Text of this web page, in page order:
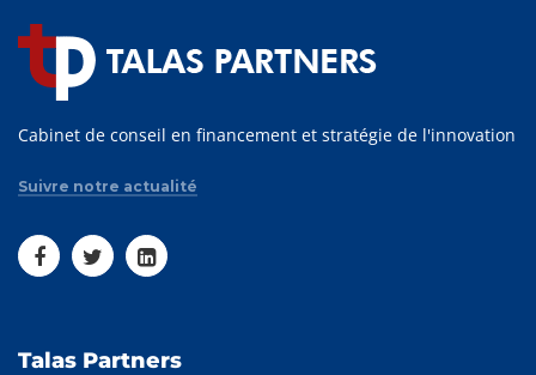
Cabinet de conseil en financement et stratégie de l'innovation
Suivre notre actualité
Talas Partners